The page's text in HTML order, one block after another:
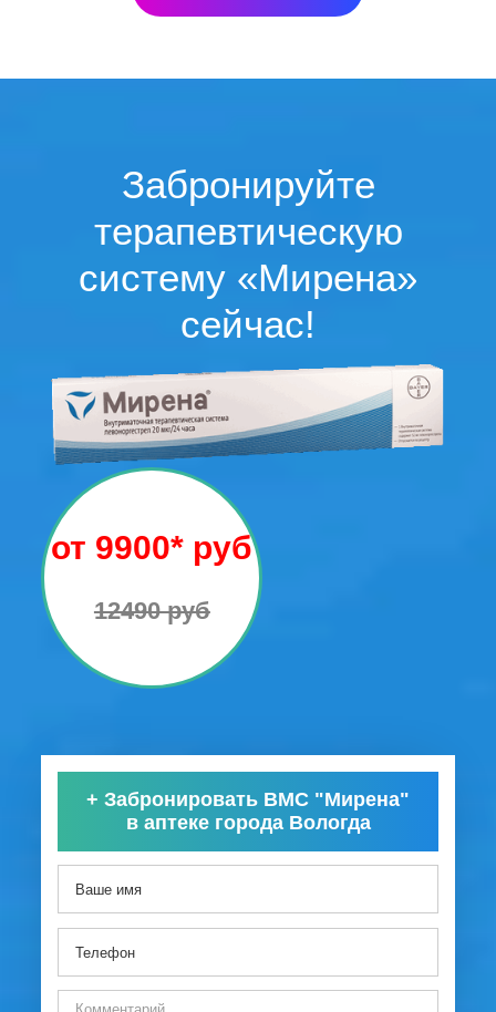
Забронируйте
терапевтическую
систему «Мирена»
сейчас!
от 9900* руб
12490 руб
+ Забронировать ВМС "Мирена"
в аптеке города Вологда